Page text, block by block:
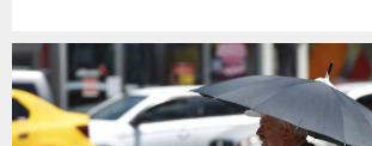
olun. Türkiye’yi...